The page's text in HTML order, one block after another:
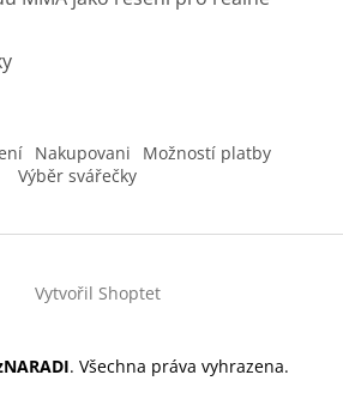
Nakupovani
Možností platby
Výběr svářečky
Vytvořil Shoptet
. Všechna práva vyhrazena.